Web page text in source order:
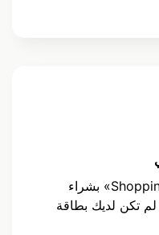
سيقوم مشغلو خدمة «Shopping Help» بشراء
تكن لديك بطاقة